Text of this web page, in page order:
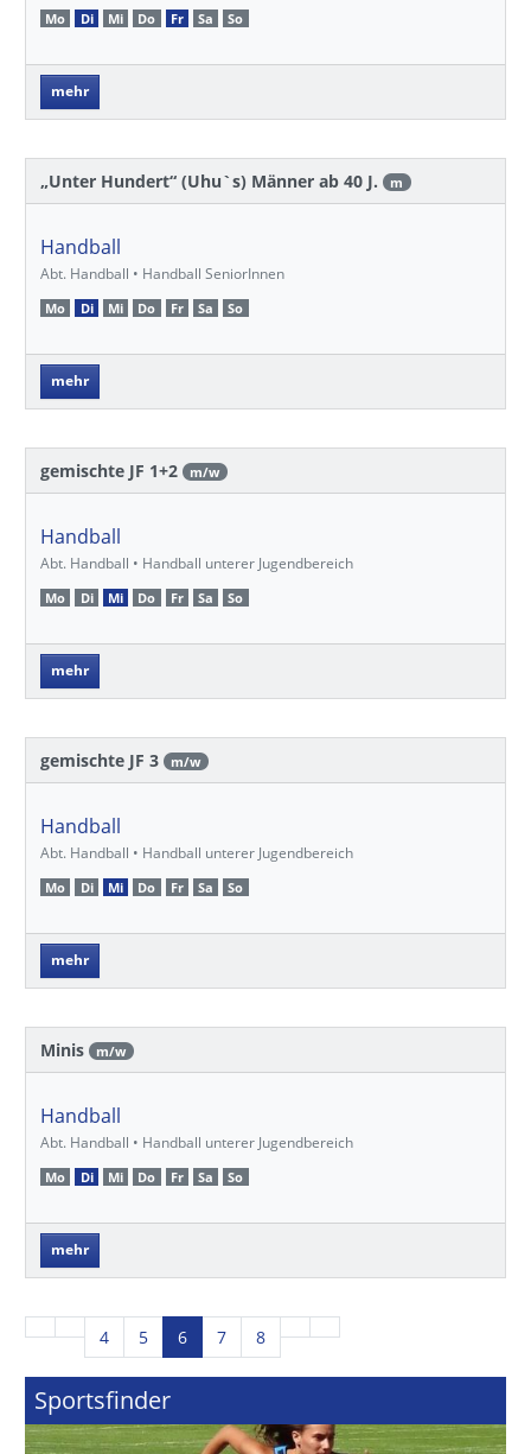
Mo Di Mi Do Fr Sa So
mehr
„Unter Hundert“ (Uhu`s) Männer ab 40 J. m
Handball
Abt. Handball • Handball SeniorInnen
Mo Di Mi Do Fr Sa So
mehr
gemischte JF 1+2 m/w
Handball
Abt. Handball • Handball unterer Jugendbereich
Mo Di Mi Do Fr Sa So
mehr
gemischte JF 3 m/w
Handball
Abt. Handball • Handball unterer Jugendbereich
Mo Di Mi Do Fr Sa So
mehr
Minis m/w
Handball
Abt. Handball • Handball unterer Jugendbereich
Mo Di Mi Do Fr Sa So
mehr
4 5 6 7 8
Sportsfinder